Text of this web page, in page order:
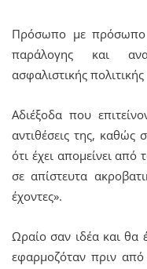
Πρόσωπο με πρόσωπο
παράλογης και
ασφαλιστικής
Αδιέξοδα που
αντιθέσεις της, καθώς
ότι έχει απομείνει από
σε απίστευτα
έχοντες».
Ωραίο σαν ιδέα και θα
εφαρμοζόταν πριν